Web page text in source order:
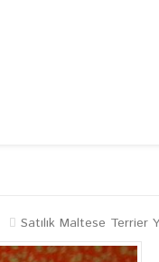
Satılık Maltese Terrier